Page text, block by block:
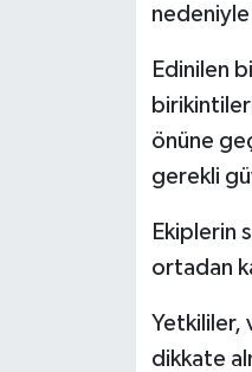
nedeniyle
Edinilen
önüne
gerekli
Ekiplerin
ortadan
Yetkililer,
dikkate